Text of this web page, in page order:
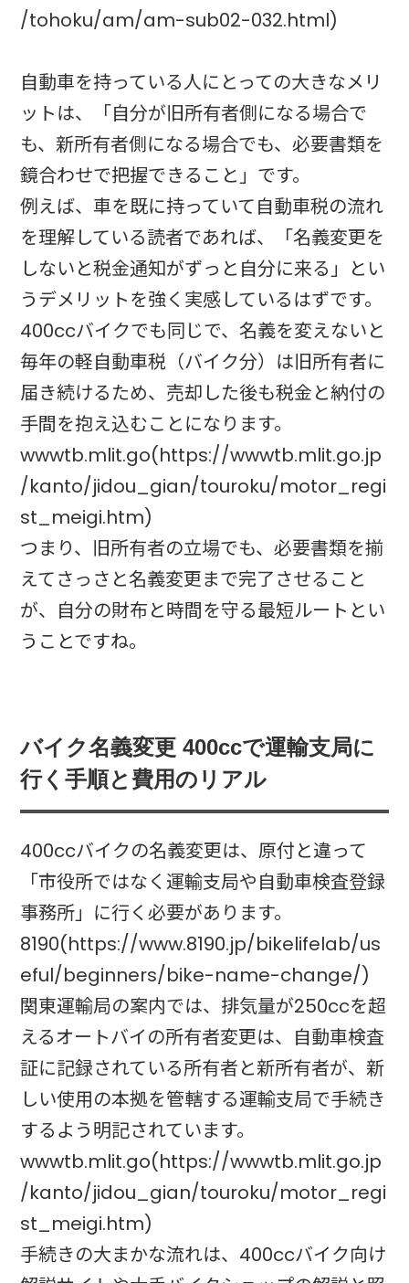
/tohoku/am/am-sub02-032.html)
自動車を持っている人にとっての大きなメリ
ットは、「自分が旧所有者側になる場合で
も、新所有者側になる場合でも、必要書類を
鏡合わせで把握できること」です。
例えば、車を既に持っていて自動車税の流れ
を理解している読者であれば、「名義変更を
しないと税金通知がずっと自分に来る」とい
うデメリットを強く実感しているはずです。
400ccバイクでも同じで、名義を変えないと
毎年の軽自動車税（バイク分）は旧所有者に
届き続けるため、売却した後も税金と納付の
手間を抱え込むことになります。
wwwtb.mlit.go(https://wwwtb.mlit.go.jp
/kanto/jidou_gian/touroku/motor_regi
st_meigi.htm)
つまり、旧所有者の立場でも、必要書類を揃
えてさっさと名義変更まで完了させること
が、自分の財布と時間を守る最短ルートとい
うことですね。
バイク名義変更 400ccで運輸支局に
行く手順と費用のリアル
400ccバイクの名義変更は、原付と違って
「市役所ではなく運輸支局や自動車検査登録
事務所」に行く必要があります。
8190(https://www.8190.jp/bikelifelab/us
eful/beginners/bike-name-change/)
関東運輸局の案内では、排気量が250ccを超
えるオートバイの所有者変更は、自動車検査
証に記録されている所有者と新所有者が、新
しい使用の本拠を管轄する運輸支局で手続き
するよう明記されています。
wwwtb.mlit.go(https://wwwtb.mlit.go.jp
/kanto/jidou_gian/touroku/motor_regi
st_meigi.htm)
手続きの大まかな流れは、400ccバイク向け